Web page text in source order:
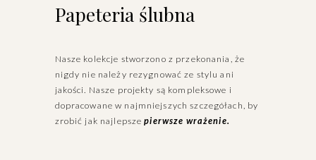
Papeteria ślubna
Nasze kolekcje stworzono z przekonania, że
nigdy nie należy rezygnować ze stylu ani
jakości. Nasze projekty są kompleksowe i
dopracowane w najmniejszych szczegółach, by
zrobić jak najlepsze pierwsze wrażenie.